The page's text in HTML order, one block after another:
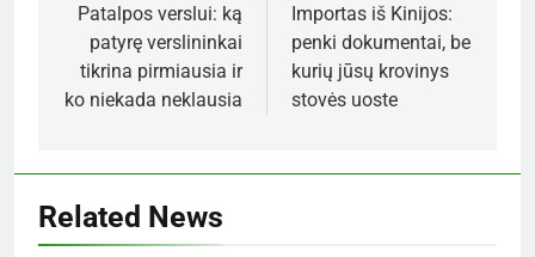
tarp
įrašų
Patalpos verslui: ką
patyrę verslininkai
tikrina pirmiausia ir
ko niekada neklausia
Importas iš Kinijos:
penki dokumentai, be
kurių jūsų krovinys
stovės uoste
Related News